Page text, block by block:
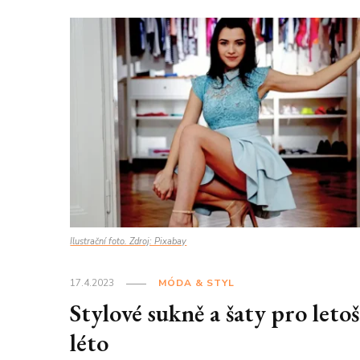
Ilustrační foto. Zdroj: Pixabay
17.4.2023 MÓDA & STYL
Stylové sukně a šaty pro
léto